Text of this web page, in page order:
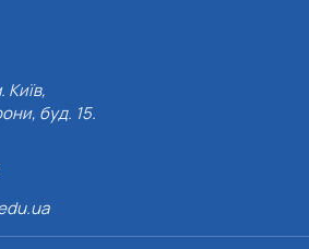
Київ,
буд. 15.